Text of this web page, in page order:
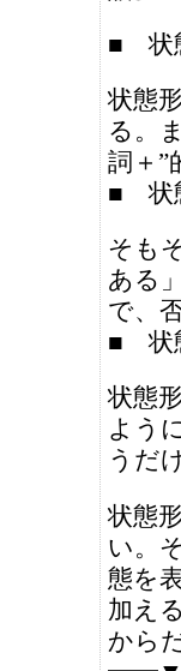
■ 状
状態
る。
詞＋”
■ 状
そも
ある
で、
■ 状
状態
よう
うだ
状態
い。
態を
加え
からだ